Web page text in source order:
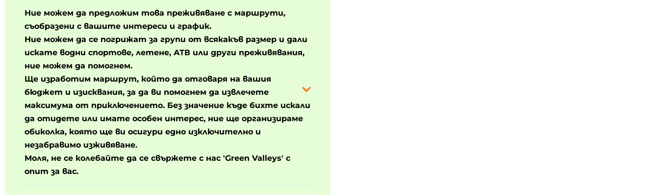
Ние можем да предложим това преживяване с маршрути,
съобразени с вашите интереси и график.
Ние можем да се погрижат за групи от всякакъв размер и дали
искате водни спортове, летене, АТВ или други преживявания,
ние можем да помогнем.
Ще изработим маршрут, който да отговаря на вашия
бюджет и изисквания, за да ви помогнем да извлечете
максимума от приключението. Без значение къде бихте искали
да отидете или имате особен интерес, ние ще организираме
обиколка, която ще ви осигури едно изключително и
незабравимо изживяване.
Моля, не се колебайте да се свържете с нас 'Green Valleys' с
опит за вас.